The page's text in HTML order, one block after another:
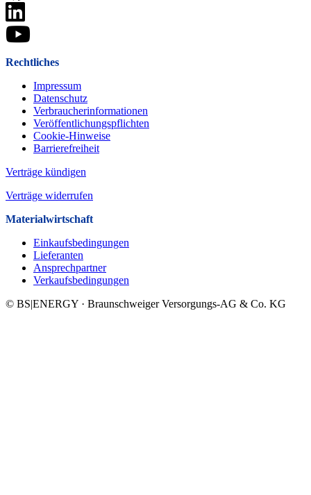
Rechtliches
Impressum
Datenschutz
Verbraucherinformationen
Veröffentlichungspflichten
Cookie-Hinweise
Barrierefreiheit
Verträge kündigen
Verträge widerrufen
Materialwirtschaft
Einkaufsbedingungen
Lieferanten
Ansprechpartner
Verkaufsbeding­ungen
© BS|ENERGY · Braunschweiger Versorgungs-AG & Co. KG